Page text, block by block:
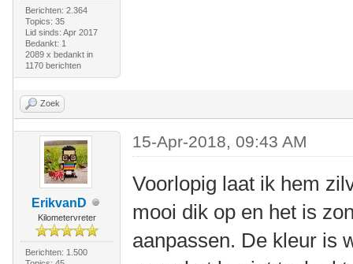
Berichten: 2.364
Topics: 35
Lid sinds: Apr 2017
Bedankt: 1
2089 x bedankt in
1170 berichten
Zoek
ErikvanD
Kilometervreter
Berichten: 1.500
15-Apr-2018, 09:43 AM
Voorlopig laat ik hem
mooi dik op en het is
aanpassen. De kleur is